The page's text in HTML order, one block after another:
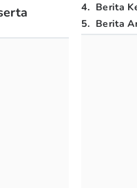
4. Berita
5. Berita